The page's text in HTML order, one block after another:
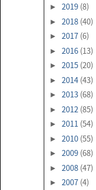
► 2019 (8)
► 2018 (40)
► 2017 (6)
► 2016 (13)
► 2015 (20)
► 2014 (43)
► 2013 (68)
► 2012 (85)
► 2011 (54)
► 2010 (55)
► 2009 (68)
► 2008 (47)
► 2007 (4)